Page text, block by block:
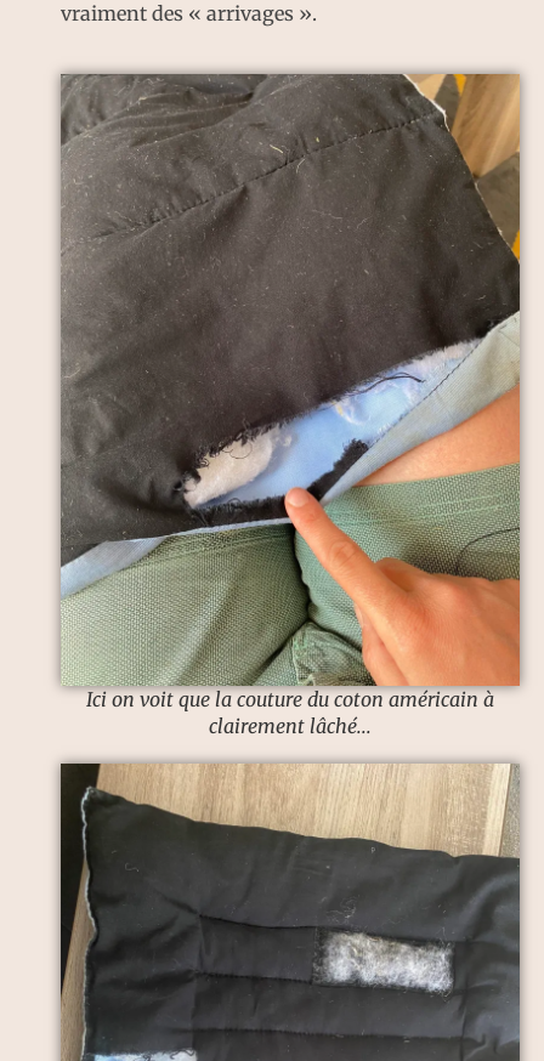
vraiment des « arrivages ».
Ici on voit que la couture du coton américain à
clairement lâché...